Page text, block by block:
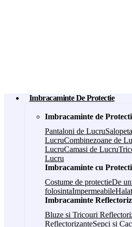
Imbracaminte De Protectie
Imbracaminte de
Pantaloni de Lucru
LucruCombinezoane de
LucruCamasi de Lucru
Lucru
Imbracaminte cu
Costume de protectieDe
folosintaImpermeabile
Imbracaminte
Bluze si Tricouri
ReflectorizanteSepci si